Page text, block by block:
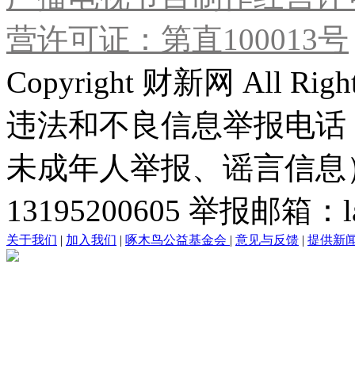
营许可证：第直100013号
Copyright 财新网 All
违法和不良信息举报电
未成年人举报、谣言信
13195200605 举报邮箱
关于我们 | 加入我们 | 啄木鸟公益基金会 | 意见与反馈 | 提供新